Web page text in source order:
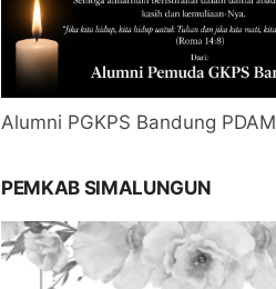
Alumni PGKPS Bandung PDAM
PEMKAB SIMALUNGUN